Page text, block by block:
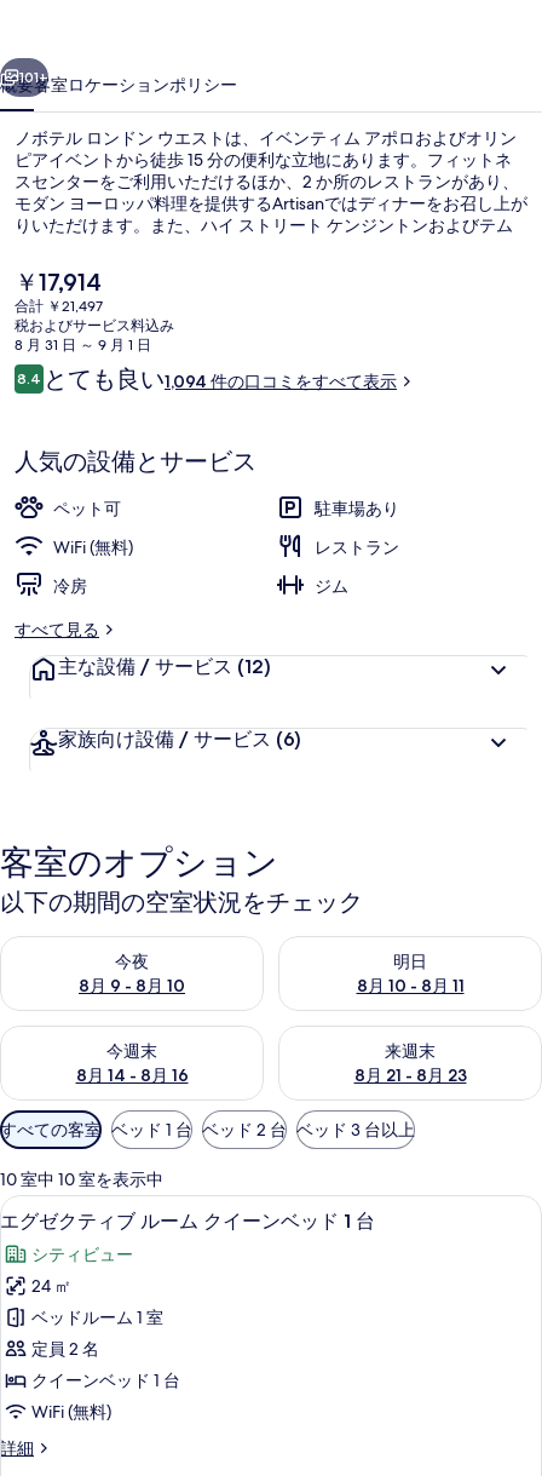
ン
ウ
エ
ス
ト
の
写
真
ギ
ラ
リ
ー
次へ
101+
概要客室ロケーションポリシー
ノボテル ロンドン ウエストは、イベンティム アポロおよびオリン
ピアイベントから徒歩 15 分の便利な立地にあります。フィットネ
スセンターをご利用いただけるほか、2 か所のレストランがあり、
モダン ヨーロッパ料理を提供するArtisanではディナーをお召し上が
りいただけます。また、ハイ ストリート ケンジントンおよびテム
充実している点を気に入っています。地下鉄 ハマースミス駅までは
7 分で、地下鉄バロンズ コート駅までは 7 分です。
現
在
の
料
金
は
す
￥17,914
合計 ￥21,497
税およびサービス料込み
8 月 31 日 ～ 9 月 1 日
口
コ
8.410段階中8.4
とても良い1,094 件の口コミをすべて表示
人気の設備とサービス
ペット可
駐車場あり
WiFi (無料)
レストラン
冷房
ジム
すべて見る
主な設備 / サービス (12)
家族向け設備 / サービス (6)
客室のオプション
以下の期間の空室状況をチェック
今夜
8月 9 - 8月 10
今夜 8月 9 - 8月 10 の空室状況をチェック
明日
8月 10 - 8月 11
明日 8月 10 - 8月 11 の空室状
今週末
8月 14 - 8月 16
今週末 8月 14 - 8月 16 の空室状況をチェック
来週末
8月 21 - 8月 23
来週末 8月 21 - 8月 23 の空室
利
用
可
能
な
客
室
の
絞
り
込
み
条
すべての客室 ベッド 1 台 ベッド 2 台 ベッド 3 台以上
10 室中 10 室を表示中
エ
グ
ゼ
ク
テ
ィ
ブ
ー
セーフティボックス (室内)、デスク
8
エグゼクティブ ルーム クイーンベッド 1 台
シティビュー
24 ㎡
ベッドルーム 1 室
定員 2 名
クイーンベッド 1 台
WiFi (無料)
詳細
エ